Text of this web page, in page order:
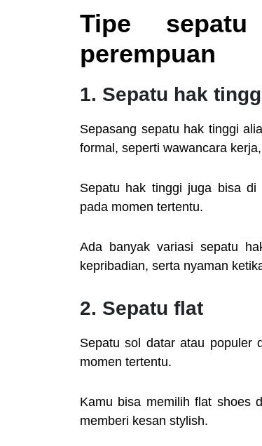
Tipe
perempuan
1. Sepatu hak
Sepasang sepatu hak tinggi
formal, seperti wawancara
Sepatu hak tinggi juga bisa di
pada momen tertentu.
Ada banyak variasi sepatu
kepribadian, serta nyaman
2. Sepatu flat
Sepatu sol datar atau populer
momen tertentu.
Kamu bisa memilih flat shoes
memberi kesan stylish.